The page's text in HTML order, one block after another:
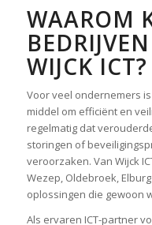
WAAROM
WIJCK ICT?
Voor veel ondernemers
middel om efficiënt en
regelmatig dat
storingen of
veroorzaken. Van Wijck
Wezep, Oldebroek,
oplossingen die gewoon
Als ervaren ICT-partner